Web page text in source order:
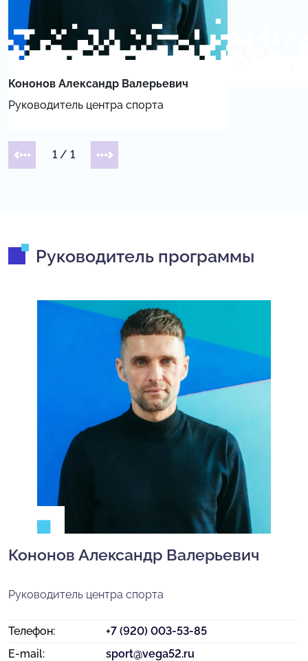
Кононов Александр Валерьевич
Руководитель центра спорта
1/ 1
Руководитель программы
Кононов Александр Валерьевич
Руководитель центра спорта
Телефон:
+7 (920) 003-53-85
E-mail:
sport@vega52.ru